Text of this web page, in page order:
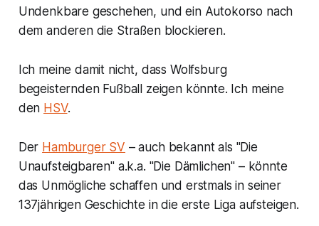
Undenkbare geschehen, und ein Autokorso nach
dem anderen die Straßen blockieren.
Ich meine damit nicht, dass Wolfsburg
begeisternden Fußball zeigen könnte. Ich meine
den HSV.
Der Hamburger SV – auch bekannt als "Die
Unaufsteigbaren" a.k.a. "Die Dämlichen" – könnte
das Unmögliche schaffen und erstmals in seiner
137jährigen Geschichte in die erste Liga aufsteigen.